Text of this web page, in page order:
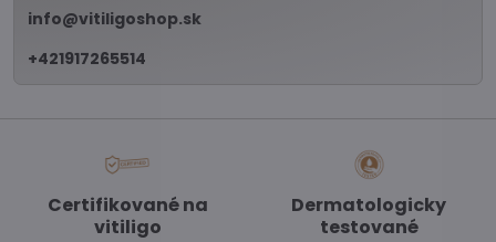
info@vitiligoshop.sk
+421917265514
Certifikované na
vitiligo
Dermatologicky
testované